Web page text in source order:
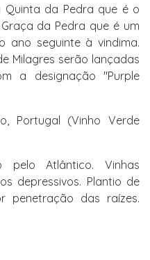
Quinta da Pedra que é o
da Pedra que é um
ano seguinte à vindima.
Milagres serão lançadas
a designação "Purple
Portugal (Vinho Verde
pelo Atlântico. Vinhas
depressivos. Plantio de
penetração das raízes.